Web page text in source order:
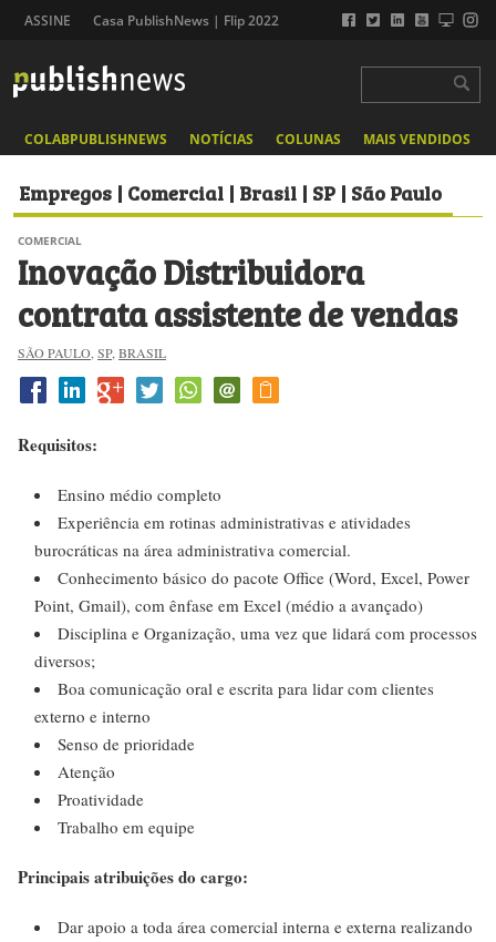
ASSINE Casa PublishNews | Flip 2022
COLABPUBLISHNEWS NOTÍCIAS COLUNAS MAIS VENDIDOS
Empregos | Comercial | Brasil | SP | São Paulo
COMERCIAL
Inovação Distribuidora
contrata assistente de vendas
SÃO PAULO SP, BRASIL
Requisitos:
Ensino médio completo
Experiência em rotinas administrativas e atividades
burocráticas na área administrativa comercial.
Conhecimento básico do pacote Office (Word, Excel, Power
Point, Gmail), com ênfase em Excel (médio a avançado)
Disciplina e Organização, uma vez que lidará com processos
diversos;
Boa comunicação oral e escrita para lidar com clientes
externo e interno
Senso de prioridade
Atenção
Proatividade
Trabalho em equipe
Principais atribuições do cargo:
Dar apoio a toda área comercial interna e externa realizando